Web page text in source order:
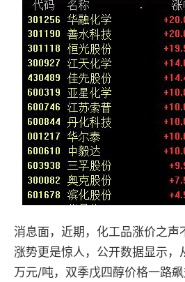
消息面，近期，化工品涨价之声
涨势更是惊人，公开数据显示
万元/吨，双季戊四醇价格一路